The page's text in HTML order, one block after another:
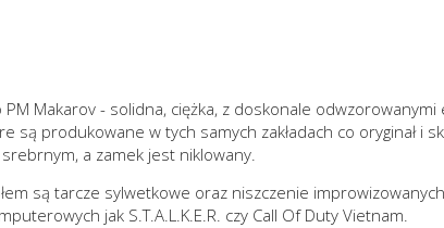
Makarov - solidna, ciężka, z doskonale
są produkowane w tych samych zakładach co oryginał i
a zamek jest niklowany.
są tarcze sylwetkowe oraz niszczenie
jak S.T.A.L.K.E.R. czy Call Of Duty Vietnam.